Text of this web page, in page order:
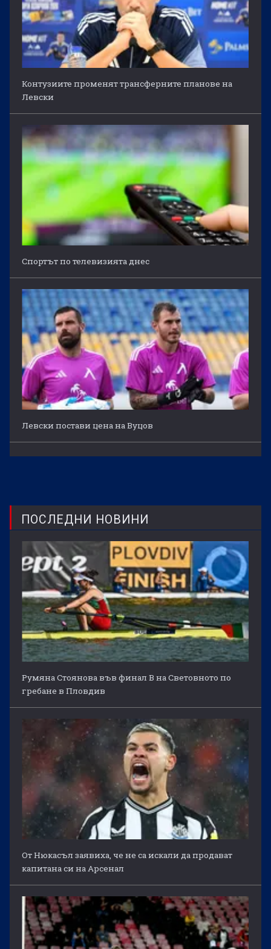
Контузиите променят трансферните планове на
Левски
Спортът по телевизията днес
Левски постави цена на Вуцов
ПОСЛЕДНИ НОВИНИ
Румяна Стоянова във финал B на Световното по
гребане в Пловдив
От Нюкасъл заявиха, че не са искали да продават
капитана си на Арсенал